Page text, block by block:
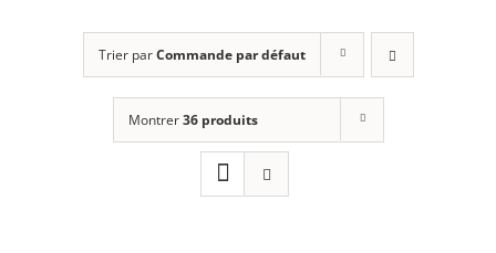
Trier parCommande par défaut
Montrer36 produits